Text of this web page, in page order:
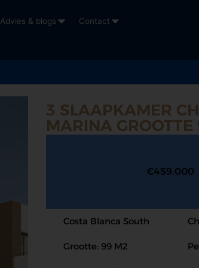
Advies & blogs Contact
3 SLAAPKAMER
MARINA GROOTTE
€459.000
Costa Blanca South
Grootte: 99 M2